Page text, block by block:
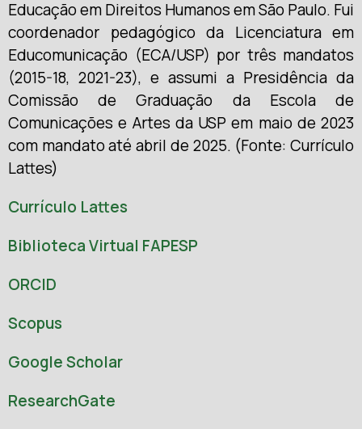
Educação em Direitos Humanos em São Paulo. Fui
coordenador pedagógico da Licenciatura em
Educomunicação (ECA/USP) por três mandatos
(2015-18, 2021-23), e assumi a Presidência da
Comissão de Graduação da Escola de
Comunicações e Artes da USP em maio de 2023
com mandato até abril de 2025. (Fonte: Currículo
Lattes)
Currículo Lattes
Biblioteca Virtual FAPESP
ORCID
Scopus
Google Scholar
ResearchGate